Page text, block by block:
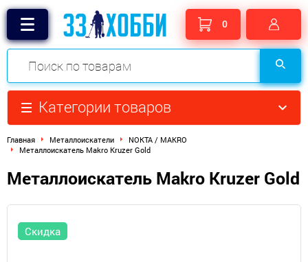
0
Категории товаров
Главная Металлоискатели
NOKTA / MAKRO
Металлоискатель Makro Kruzer Gold
Металлоискатель Makro Kruzer Gold
Скидка